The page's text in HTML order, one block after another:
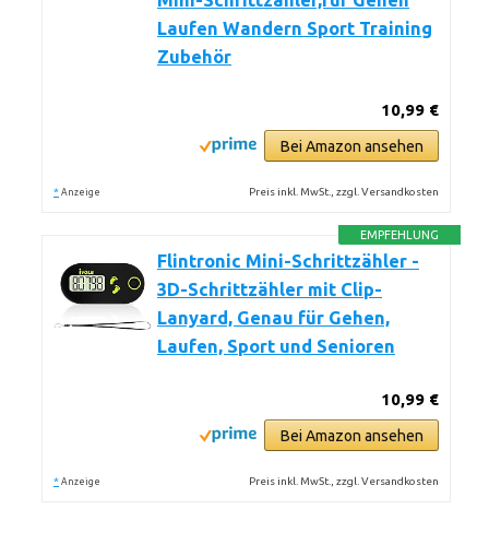
Laufen Wandern Sport Training
Zubehör
10,99 €
Bei Amazon ansehen
* Anzeige Preis inkl. MwSt., zzgl. Versandkosten
EMPFEHLUNG
Flintronic Mini-Schrittzähler -
3D-Schrittzähler mit Clip-
Lanyard, Genau für Gehen,
Laufen, Sport und Senioren
10,99 €
Bei Amazon ansehen
* Anzeige Preis inkl. MwSt., zzgl. Versandkosten